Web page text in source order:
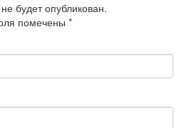
будет опубликован.
помечены *